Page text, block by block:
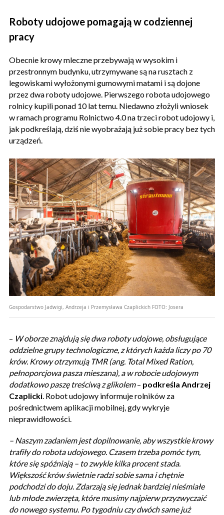
Roboty udojowe pomagają w codziennej
pracy
Obecnie krowy mleczne przebywają w wysokim i
przestronnym budynku, utrzymywane są na rusztach z
legowiskami wyłożonymi gumowymi matami i są dojone
przez dwa roboty udojowe. Pierwszego robota udojowego
rolnicy kupili ponad 10 lat temu. Niedawno złożyli wniosek
w ramach programu Rolnictwo 4.0 na trzeci robot udojowy i,
jak podkreślają, dziś nie wyobrażają już sobie pracy bez tych
urządzeń.
Gospodarstwo Jadwigi, Andrzeja i Przemysława Czaplickich FOTO: Josera
– W oborze znajdują się dwa roboty udojowe, obsługujące
oddzielne grupy technologiczne, z których każda liczy po 70
krów. Krowy otrzymują TMR (ang. Total Mixed Ration,
pełnoporcjowa pasza mieszana), a w robocie udojowym
dodatkowo paszę treściwą z glikolem– podkreśla Andrzej
Czaplicki. Robot udojowy informuje rolników za
pośrednictwem aplikacji mobilnej, gdy wykryje
nieprawidłowości.
– Naszym zadaniem jest dopilnowanie, aby wszystkie krowy
trafiły do robota udojowego. Czasem trzeba pomóc tym,
które się spóźniają – to zwykle kilka procent stada.
Większość krów świetnie radzi sobie sama i chętnie
podchodzi do doju. Zdarzają się jednak bardziej nieśmiałe
lub młode zwierzęta, które musimy najpierw przyzwyczaić
do nowego systemu. Po tygodniu czy dwóch same już